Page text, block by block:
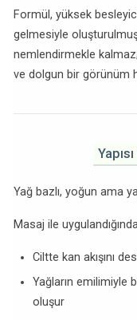
Formül, yüksek
gelmesiyle
nemlendirmekle
ve dolgun bir görünüm
Yağ bazlı, yoğun ama
Masaj ile
Ciltte kan akışını
Yağların emilimiyle
oluşur